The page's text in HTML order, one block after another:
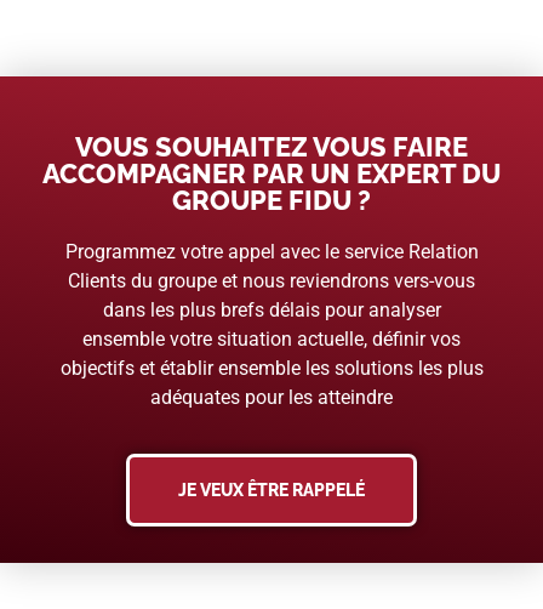
VOUS SOUHAITEZ VOUS FAIRE
ACCOMPAGNER PAR UN EXPERT DU
GROUPE FIDU ?
Programmez votre appel avec le service Relation
Clients du groupe et nous reviendrons vers-vous
dans les plus brefs délais pour analyser
ensemble votre situation actuelle, définir vos
objectifs et établir ensemble les solutions les plus
adéquates pour les atteindre
JE VEUX ÊTRE RAPPELÉ